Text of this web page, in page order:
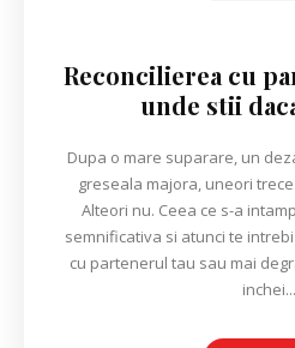
Reconcilierea cu
unde stii
Dupa o mare suparare, un
greseala majora, uneori
Alteori nu. Ceea ce s-a
semnificativa si atunci te
cu partenerul tau sau mai
inchei...